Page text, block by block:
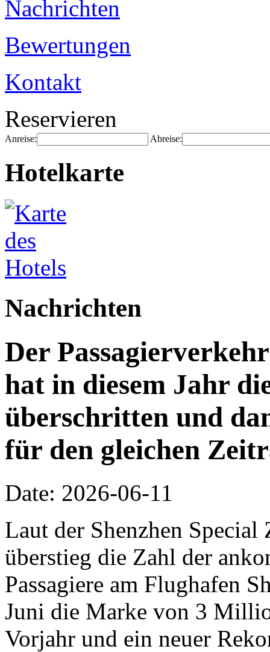
Nachrichten
Bewertungen
Kontakt
Reservieren
Anreise: Abreise:
Hotelkarte
Nachrichten
Der
hat in diesem Jahr
überschritten und
für den gleichen
Date: 2026-06-11
Laut der Shenzhen
überstieg die Zahl der
Passagiere am Flughafen
Juni die Marke von 3
Vorjahr und ein neuer